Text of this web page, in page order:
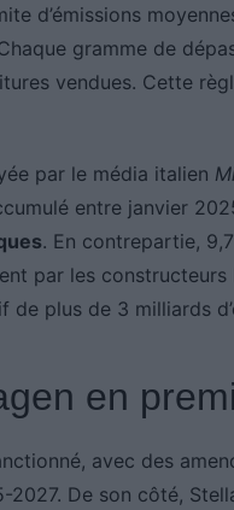
d’émissions
gramme de
vendues. Cette
par le média italien
entre janvier
. En contrepartie,
par les
plus de 3 milliards
en
avec des
2027. De son côté,